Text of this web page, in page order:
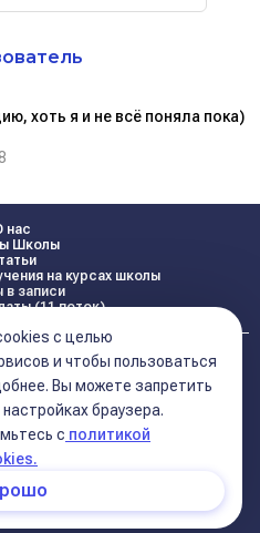
хоть я и не всё поняла пока)
нас
Школы
на курсах школы
в записи
(11 поток)
(соглашение)
681 02 96
© 2026 Школа Астрологии
Катерины Дятловой 11-ый Дом
с целью
и чтобы пользоваться
Вы можете запретить
браузера.
с политикой